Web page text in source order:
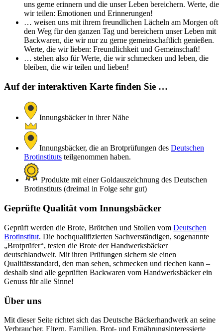
uns gerne erinnern und die unser Leben bereichern. Werte, die
wir teilen: Emotionen und Erinnerungen!
… weisen uns mit ihrem freundlichen Lächeln am Morgen oft
den Weg für den ganzen Tag und bereichern unser Leben mit
Backwaren, die wir nur zu gerne gemeinschaftlich genießen.
Werte, die wir lieben: Freundlichkeit und Gemeinschaft!
… stehen also für Werte, die wir schmecken und leben, die
bleiben, die wir teilen und lieben!
Auf der interaktiven Karte finden Sie …
Innungsbäcker in ihrer Nähe
Innungsbäcker, die an Brotprüfungen des Deutschen
Brotinstituts teilgenommen haben.
Produkte mit einer Goldauszeichnung des Deutschen
Brotinstituts (dreimal in Folge sehr gut)
Geprüfte Qualität vom Innungsbäcker
Geprüft werden die Brote, Brötchen und Stollen vom Deutschen
Brotinstitut. Die hochqualifizierten Sachverständigen, sogenannte
„Brotprüfer“, testen die Brote der Handwerksbäcker
deutschlandweit. Mit ihren Prüfungen sichern sie einen
Qualitätsstandard, den man sehen, schmecken und riechen kann –
deshalb sind alle geprüften Backwaren vom Handwerksbäcker ein
Genuss für alle Sinne!
Über uns
Mit dieser Seite richtet sich das Deutsche Bäckerhandwerk an seine
Verbraucher. Eltern, Familien, Brot- und Ernährungsinteressierte